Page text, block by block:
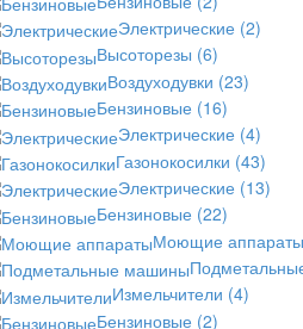
Электрические (2)
Высоторезы (6)
Воздуходувки (23)
Бензиновые (16)
Электрические (4)
Газонокосилки (43)
Электрические (13)
Бензиновые (22)
Моющие аппараты
Измельчители (4)
Бензиновые (2)